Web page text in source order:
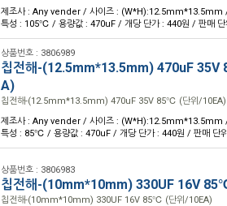
제조사 : Any vender / 사이즈 : (W*H):12.5mm*13.5mm
특성 : 105℃ / 용량값 : 470uF / 개당 단가 : 440원 / 판매 단
상품번호 : 3806989
칩전해-(12.5mm*13.5mm) 470uF
A)
칩전해-(12.5mm*13.5mm) 470uF 35V 85℃ (단위/10EA)
제조사 : Any vender / 사이즈 : (W*H):12.5mm*13.5mm
특성 : 85℃ / 용량값 : 470uF / 개당 단가 : 440원 / 판매 단
상품번호 : 3806983
칩전해-(10mm*10mm) 330UF 16V
칩전해-(10mm*10mm) 330UF 16V 85℃ (단위/10EA)